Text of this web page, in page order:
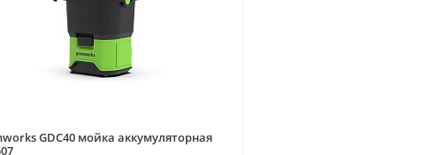
GDC40 мойка аккумуляторная